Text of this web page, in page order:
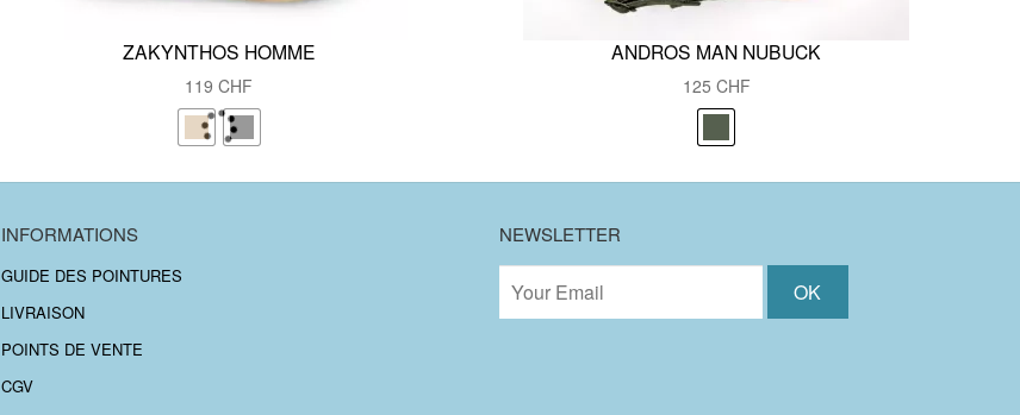
ZAKYNTHOS HOMME
119CHF
ANDROS MAN NUBUCK
125 CHF
INFORMATIONS
GUIDE DES POINTURES
LIVRAISON
POINTS DE VENTE
CGV
NEWSLETTER